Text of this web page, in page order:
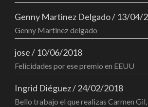
Genny Martinez Delgado/ 13/04/
Genny Martinez delgado
jose/ 10/06/2018
Felicidades por ese premio en EEUU
Ingrid Diéguez/24/02/2018
Bello trabajo el que realizas Carmen